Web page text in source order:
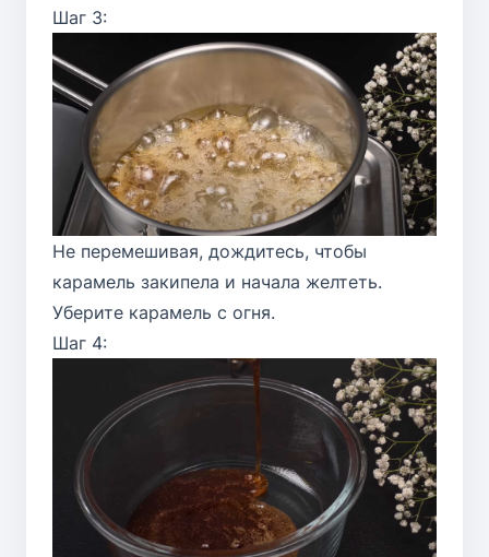
Шаг 3:
Не перемешивая, дождитесь, чтобы
карамель закипела и начала желтеть.
Уберите карамель с огня.
Шаг 4: